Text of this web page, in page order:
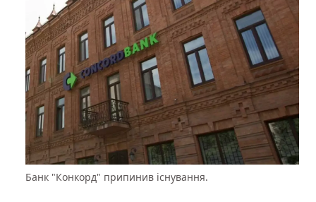
Банк "Конкорд" припинив існування.